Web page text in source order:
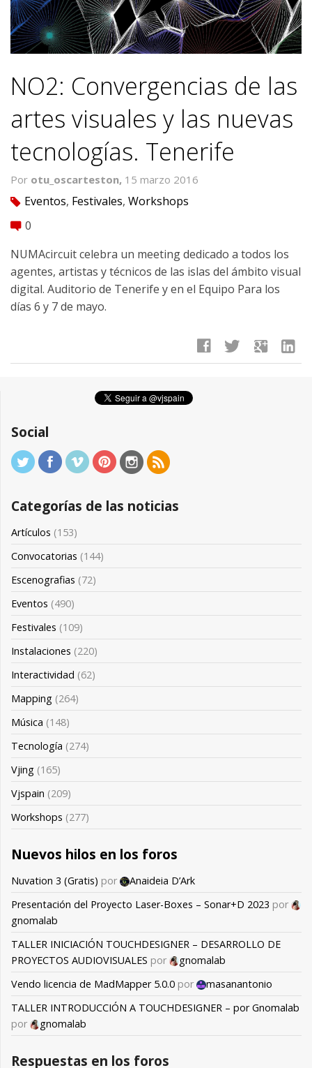
NO2: Convergencias de las
artes visuales y las nuevas
tecnologías. Tenerife
Por otu_oscarteston, 15 marzo 2016
tag Eventos, Festivales, Workshops
comment 0
NUMAcircuit celebra un meeting dedicado a todos los
agentes, artistas y técnicos de las islas del ámbito visual
digital. Auditorio de Tenerife y en el Equipo Para los
días 6 y 7 de mayo.
facebook twitter google linkedin
Social
Categorías de las noticias
Artículos (153)
Convocatorias (144)
Escenografias (72)
Eventos (490)
Festivales (109)
Instalaciones (220)
Interactividad (62)
Mapping (264)
Música (148)
Tecnología (274)
Vjing (165)
Vjspain (209)
Workshops (277)
Nuevos hilos en los foros
Nuvation 3 (Gratis) por
Anaideia D’Ark
Presentación del Proyecto Laser-Boxes – Sonar+D 2023 por
gnomalab
TALLER INICIACIÓN TOUCHDESIGNER – DESARROLLO DE
PROYECTOS AUDIOVISUALES por
gnomalab
Vendo licencia de MadMapper 5.0.0 por
masanantonio
TALLER INTRODUCCIÓN A TOUCHDESIGNER – por Gnomalab
por
gnomalab
Respuestas en los foros